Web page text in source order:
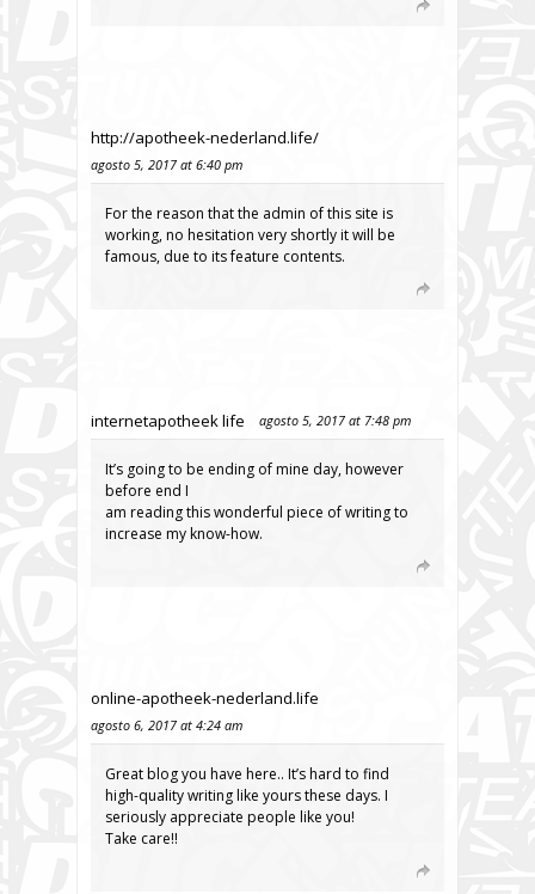
http://apotheek-nederland.life/
agosto 5, 2017 at 6:40 pm
For the reason that the admin of this site is
working, no hesitation very shortly it will be
famous, due to its feature contents.
internetapotheek life agosto 5, 2017 at 7:48 pm
It’s going to be ending of mine day, however
before end I
am reading this wonderful piece of writing to
increase my know-how.
online-apotheek-nederland.life
agosto 6, 2017 at 4:24 am
Great blog you have here.. It’s hard to find
high-quality writing like yours these days. I
seriously appreciate people like you!
Take care!!